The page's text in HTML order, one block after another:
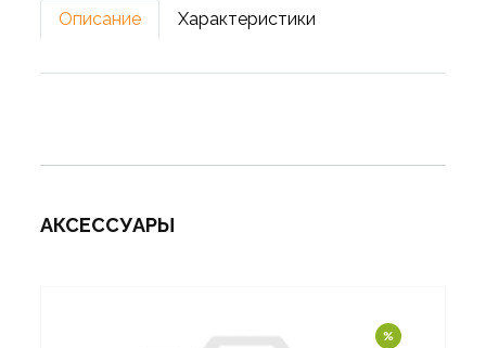
Описание Характеристики
АКСЕССУАРЫ